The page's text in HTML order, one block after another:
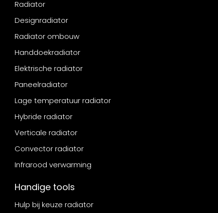
Radiator
Designradiator
Radiator ombouw
Handdoekradiator
Elektrische radiator
Paneelradiator
Lage temperatuur radiator
Hybride radiator
Verticale radiator
Convector radiator
Infrarood verwarming
Handige tools
Hulp bij keuze radiator